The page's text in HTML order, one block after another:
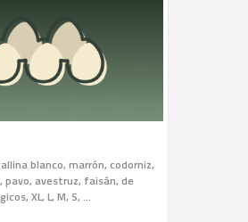
blanco, marrón, codorniz,
pavo, avestruz, faisán, de
XL, L, M, S, ...